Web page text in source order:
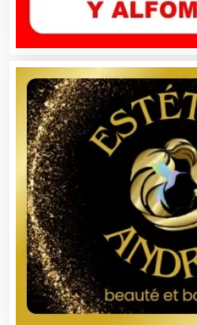
Artículos de Piel
Artículos Deportivos
Artículos Importados
Artículos para el
Artículos para Regalos